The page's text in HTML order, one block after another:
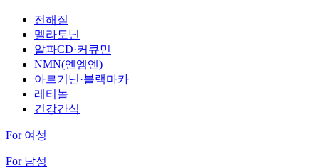
전해질
멜라토닌
알파CD·커큐민
NMN(엔엠엔)
아르기닌·블랙마카
레티놀
건강간식
For 여성
For 남성